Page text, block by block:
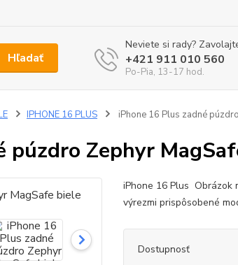
Hľadať
Neviete si rady?
+421 911 010 560
Po-Pia, 13-17 hod.
IPHONE 16 PLUS iPhone 16 Plus zadné
púzdro Zephyr
iPhone 16 Plus Obrázok
výrezmi prispôsobené
Dostupnosť